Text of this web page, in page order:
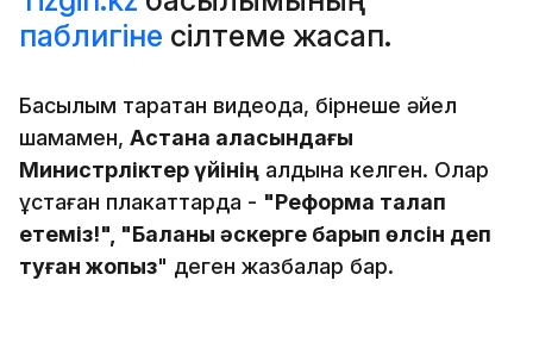
паблигіне сілтеме жасап.
Басылым таратқан видеода, бірнеше әйел
шамамен, Астана қаласындағы
Министрліктер үйінің алдына келген. Олар
ұстаған плакаттарда - "Реформа талап
етеміз!", "Баланы әскерге барып өлсін деп
туған жоқпыз" деген жазбалар бар.